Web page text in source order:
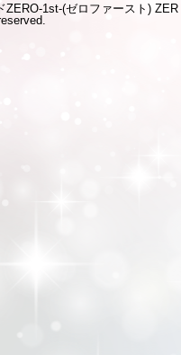
1st-(ゼロファースト) ZER